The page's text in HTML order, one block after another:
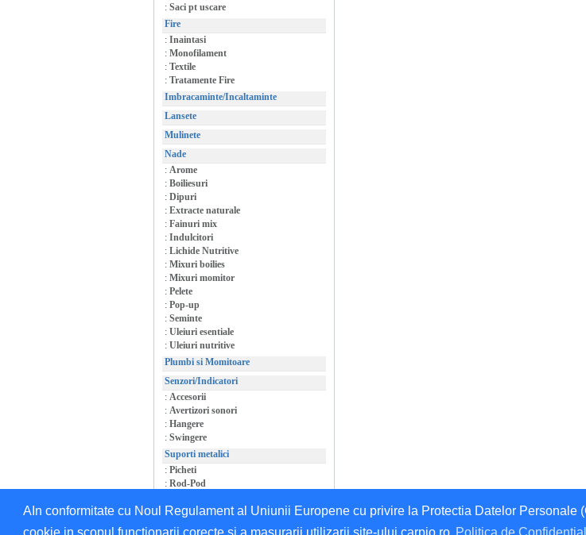
AIn conformitate cu Noul Regulament al Uniunii Europene cu privire la Protectia Datelor
cookie in scopul functionarii corecte si a masurarii utilizarii site-ului carpio.ro Politica de
: Saci pt uscare
Fire
: Inaintasi
: Monofilament
: Textile
: Tratamente Fire
Imbracaminte/Incaltaminte
Lansete
Mulinete
Nade
: Arome
: Boiliesuri
: Dipuri
: Extracte naturale
: Fainuri mix
: Indulcitori
: Lichide Nutritive
: Mixuri boilies
: Mixuri momitor
: Pelete
: Pop-up
: Seminte
: Uleiuri esentiale
: Uleiuri nutritive
Plumbi si Momitoare
Senzori/Indicatori
: Accesorii
: Avertizori sonori
: Hangere
: Swingere
Suporti metalici
: Picheti
: Rod-Pod